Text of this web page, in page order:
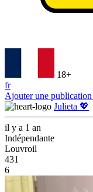
18+
fr
Ajouter une publication
Julieta 💖
il y a 1 an
Indépendante
Louvroil
431
6